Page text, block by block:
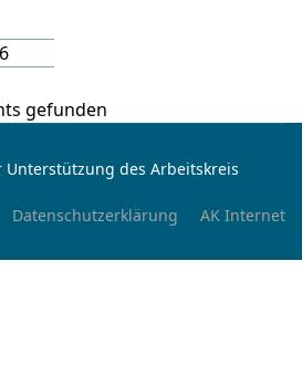
gefunden
des Arbeitskreis
Datenschutzerklärung AK Internet